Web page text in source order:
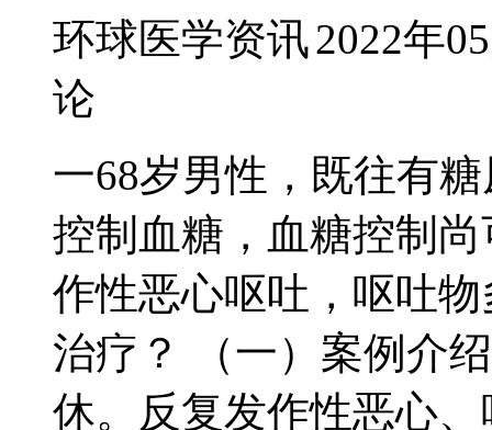
环球医学资讯2022年
论
一68岁男性，既往有
控制血糖，血糖控制
作性恶心呕吐，呕吐
治疗？ （一）案例介
休。反复发作性恶心